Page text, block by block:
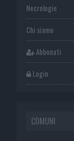
Necrologie
Chi siamo
Abbonati
Login
COMUNI